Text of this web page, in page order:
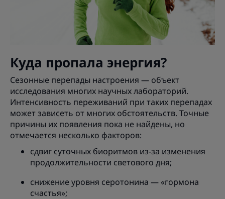
Куда пропала энергия?
Сезонные перепады настроения — объект
исследования многих научных лабораторий.
Интенсивность переживаний при таких перепадах
может зависеть от многих обстоятельств. Точные
причины их появления пока не найдены, но
отмечается несколько факторов:
сдвиг суточных биоритмов из-за изменения
продолжительности светового дня;
снижение уровня серотонина — «гормона
счастья»;